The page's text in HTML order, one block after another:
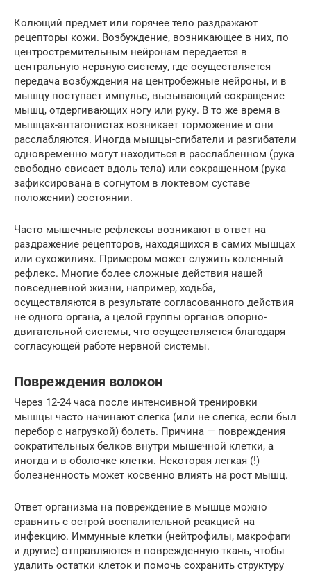
Колющий предмет или горячее тело раздражают
рецепторы кожи. Возбуждение, возникающее в них, по
центростремительным нейронам передается в
центральную нервную систему, где осуществляется
передача возбуждения на центробежные нейроны, и в
мышцу поступает импульс, вызывающий сокращение
мышц, отдергивающих ногу или руку. В то же время в
мышцах-антагонистах возникает торможение и они
расслабляются. Иногда мышцы-сгибатели и разгибатели
одновременно могут находиться в расслабленном (рука
свободно свисает вдоль тела) или сокращенном (рука
зафиксирована в согнутом в локтевом суставе
положении) состоянии.
Часто мышечные рефлексы возникают в ответ на
раздражение рецепторов, находящихся в самих мышцах
или сухожилиях. Примером может служить коленный
рефлекс. Многие более сложные действия нашей
повседневной жизни, например, ходьба,
осуществляются в результате согласованного действия
не одного органа, а целой группы органов опорно-
двигательной системы, что осуществляется благодаря
согласующей работе нервной системы.
Повреждения волокон
Через 12-24 часа после интенсивной тренировки
мышцы часто начинают слегка (или не слегка, если был
перебор с нагрузкой) болеть. Причина — повреждения
сократительных белков внутри мышечной клетки, а
иногда и в оболочке клетки. Некоторая легкая (!)
болезненность может косвенно влиять на рост мышц.
Ответ организма на повреждение в мышце можно
сравнить с острой воспалительной реакцией на
инфекцию. Иммунные клетки (нейтрофилы, макрофаги
и другие) отправляются в поврежденную ткань, чтобы
удалить остатки клеток и помочь сохранить структуру